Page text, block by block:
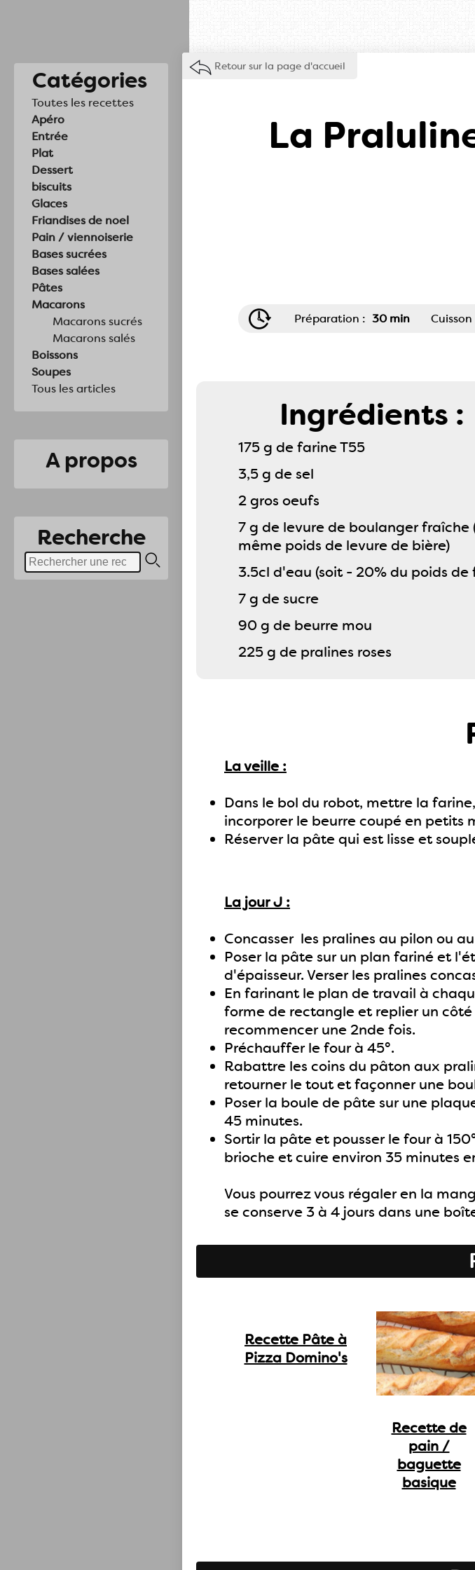
Catégories
Toutes les recettes
Apéro
Entrée
Plat
Dessert
biscuits
Glaces
Friandises de noel
Pain / viennoiserie
Bases sucrées
Bases salées
Pâtes
Macarons
Macarons sucrés
Macarons salés
Boissons
Soupes
Tous les articles
A propos
Recherche
Retour sur la page d'accueil
La
Préparation : 30 min Cuisson
Ingrédients :
175 g de farine T55
3,5 g de sel
2 gros oeufs
7 g de levure de boulanger fraîche
même poids de levure de bière)
3.5cl d'eau (soit - 20% du poids de
7 g de sucre
90 g de beurre mou
225 g de pralines roses
La veille :
Dans le bol du robot, mettre la
incorporer le beurre coupé en petits
Réserver la pâte qui est lisse et
La jour J :
Concasser les pralines au pilon ou
Poser la pâte sur un plan fariné et
d'épaisseur. Verser les pralines
En farinant le plan de travail à
forme de rectangle et replier un
recommencer une 2nde fois.
Préchauffer le four à 45°.
Rabattre les coins du pâton aux
retourner le tout et façonner une
Poser la boule de pâte sur une
45 minutes.
Sortir la pâte et pousser le four à
brioche et cuire environ 35 minutes
Vous pourrez vous régaler en la
se conserve 3 à 4 jours dans une
Recette Pâte à
Pizza Domino's
Recette de
pain /
baguette
basique